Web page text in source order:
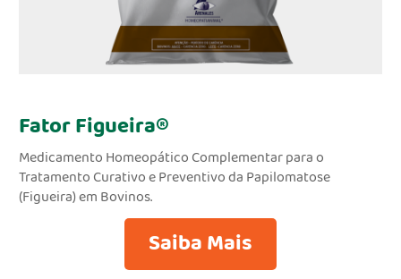
Fator Figueira®
Medicamento Homeopático Complementar para o
Tratamento Curativo e Preventivo da Papilomatose
(Figueira) em Bovinos.
Saiba Mais